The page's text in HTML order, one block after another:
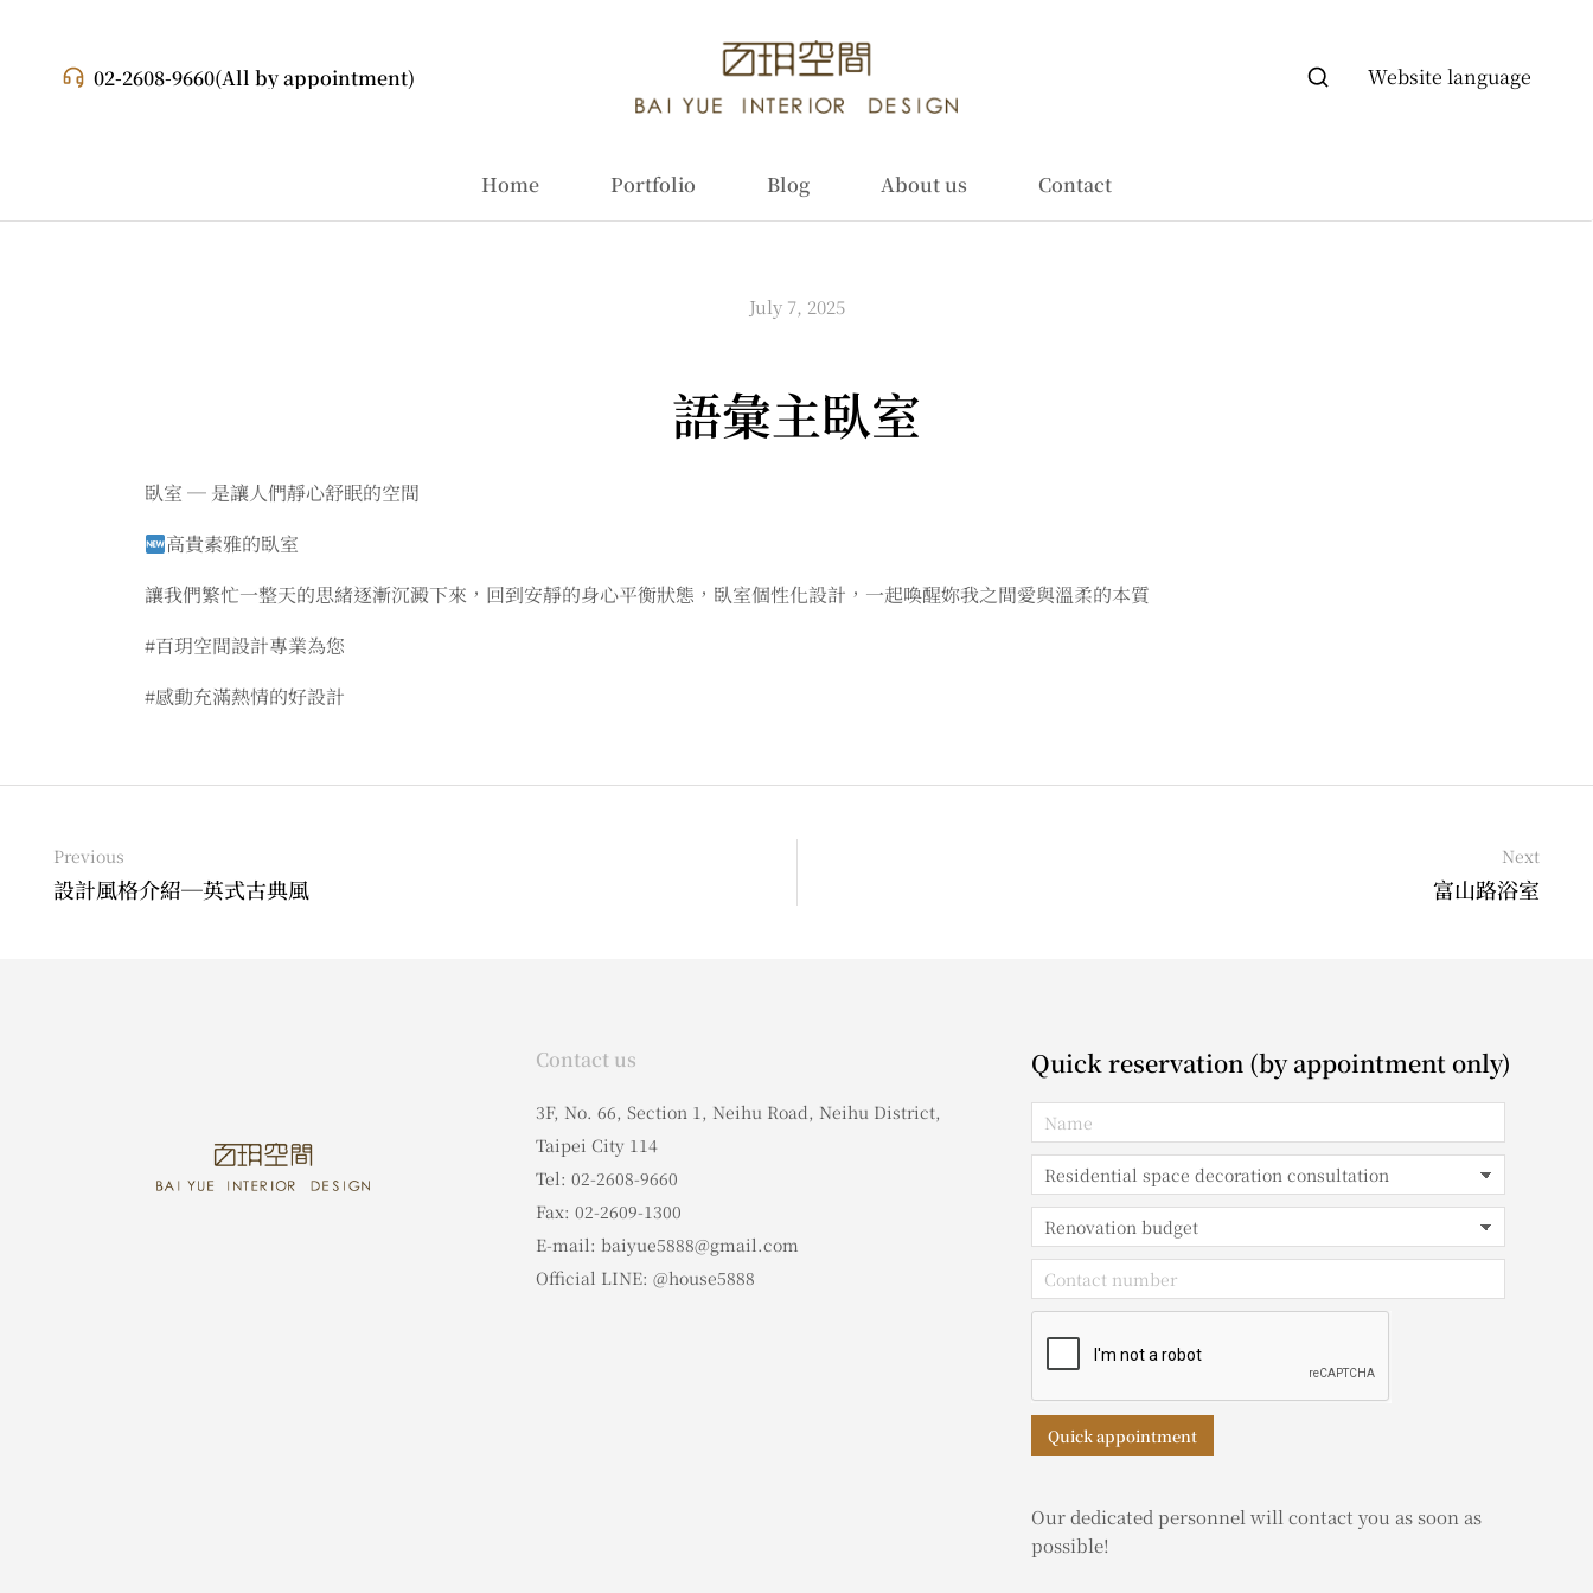
02-2608-9660(All by appointment) Website language
Home Portfolio Blog About us Contact
July 7, 2025
語彙主臥室
臥室 ─ 是讓人們靜心舒眠的空間
高貴素雅的臥室
讓我們繁忙一整天的思緒逐漸沉澱下來，回到安靜的身心平衡狀態，臥室個性化設計，一起喚醒妳我之間愛與溫柔的本質
#百玥空間設計專業為您
#感動充滿熱情的好設計
Previous
設計風格介紹─英式古典風
Next
富山路浴室
Contact us
3F, No. 66, Section 1, Neihu Road, Neihu District,
Taipei City 114
Tel: 02-2608-9660
Fax: 02-2609-1300
E-mail: baiyue5888@gmail.com
Official LINE: @house5888
Quick reservation (by appointment only)
Quick appointment
Our dedicated personnel will contact you as soon as
possible!